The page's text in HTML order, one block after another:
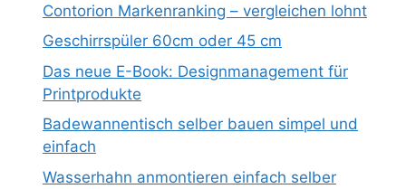
Contorion Markenranking – vergleichen lohnt
Geschirrspüler 60cm oder 45 cm
Das neue E-Book: Designmanagement für
Printprodukte
Badewannentisch selber bauen simpel und
einfach
Wasserhahn anmontieren einfach selber